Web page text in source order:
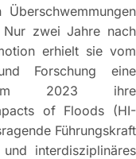
Nur zwei Jahre nach
erhielt sie vom
Forschung eine
um 2023 ihre
of Floods (HI-
Führungskraft
interdisziplinäres